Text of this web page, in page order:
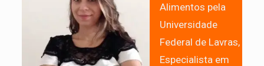
Alimentos pela
Universidade
Federal de Lavras,
Especialista em